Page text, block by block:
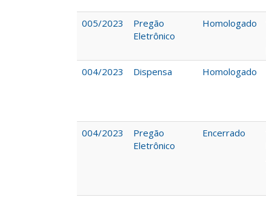
005/2023
Pregão
Eletrônico
Homologado
004/2023
Dispensa Homologado
004/2023
Pregão
Eletrônico
Encerrado